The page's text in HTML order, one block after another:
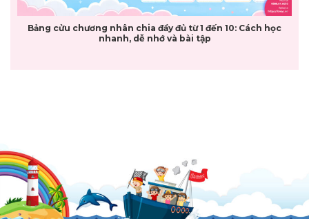
Bảng cửu chương nhân chia đầy đủ từ 1 đến 10: Cách học
nhanh, dễ nhớ và bài tập